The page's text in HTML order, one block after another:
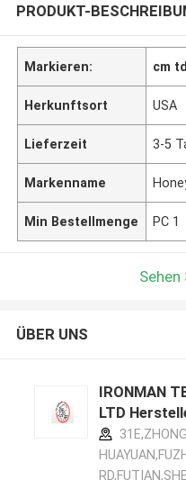
PRODUKT-
Markieren: cm
Herkunftsort USA
Lieferzeit 3-5
Markenname
Min Bestellmenge PC 1
Sehen
ÜBER UNS
IRONMAN
LTD